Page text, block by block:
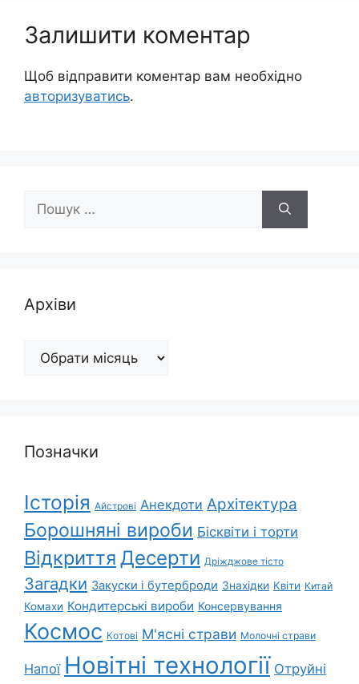
Залишити коментар
Щоб відправити коментар вам необхідно
авторизуватись.
Пошук:
Архіви
Архіви
Позначки
Історія Айстрові Анекдоти Архітектура
Борошняні вироби Бісквіти і торти
Відкриття Десерти Дріжджове тісто
Загадки Закуски і бутерброди Знахідки Квіти Китай
Комахи Кондитерські вироби Консервування
Космос Котові М'ясні страви Молочні страви
Напої Новітні технології Отруйні